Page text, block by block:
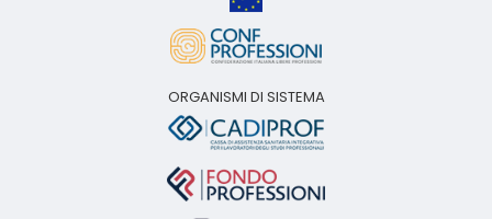
ORGANISMI DI SISTEMA